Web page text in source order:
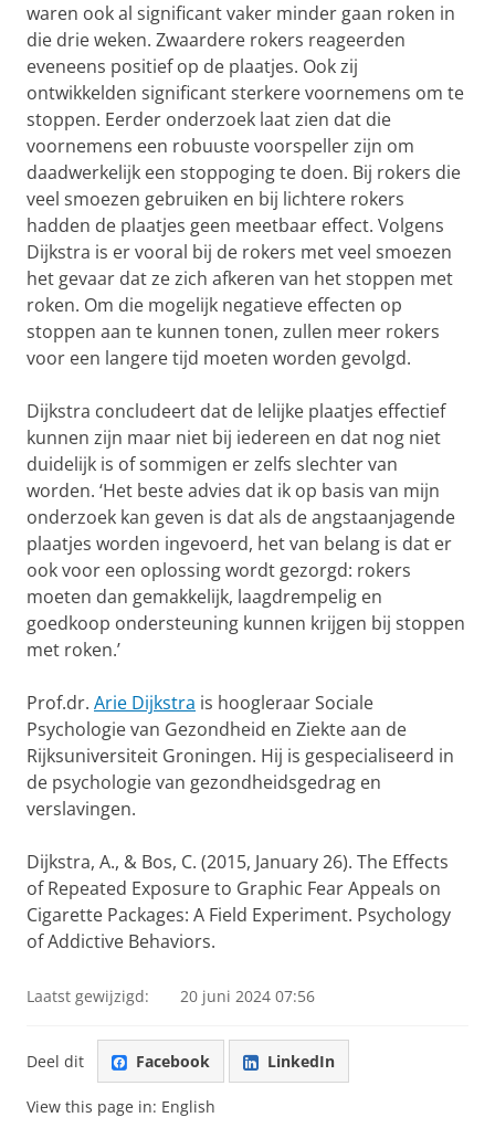
waren ook al significant vaker minder gaan roken in
die drie weken. Zwaardere rokers reageerden
eveneens positief op de plaatjes. Ook zij
ontwikkelden significant sterkere voornemens om te
stoppen. Eerder onderzoek laat zien dat die
voornemens een robuuste voorspeller zijn om
daadwerkelijk een stoppoging te doen. Bij rokers die
veel smoezen gebruiken en bij lichtere rokers
hadden de plaatjes geen meetbaar effect. Volgens
Dijkstra is er vooral bij de rokers met veel smoezen
het gevaar dat ze zich afkeren van het stoppen met
roken. Om die mogelijk negatieve effecten op
stoppen aan te kunnen tonen, zullen meer rokers
voor een langere tijd moeten worden gevolgd.
Dijkstra concludeert dat de lelijke plaatjes effectief
kunnen zijn maar niet bij iedereen en dat nog niet
duidelijk is of sommigen er zelfs slechter van
worden. ‘Het beste advies dat ik op basis van mijn
onderzoek kan geven is dat als de angstaanjagende
plaatjes worden ingevoerd, het van belang is dat er
ook voor een oplossing wordt gezorgd: rokers
moeten dan gemakkelijk, laagdrempelig en
goedkoop ondersteuning kunnen krijgen bij stoppen
met roken.’
Prof.dr. Arie Dijkstra is hoogleraar Sociale
Psychologie van Gezondheid en Ziekte aan de
Rijksuniversiteit Groningen. Hij is gespecialiseerd in
de psychologie van gezondheidsgedrag en
verslavingen.
Dijkstra, A., & Bos, C. (2015, January 26). The Effects
of Repeated Exposure to Graphic FearAppeals on
Cigarette Packages: A Field Experiment. Psychology
of Addictive Behaviors.
Laatst gewijzigd: 20 juni 2024 07:56
Deel dit Facebook LinkedIn
View this page in: English